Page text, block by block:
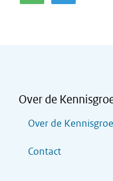
Over de
Over de
Contact